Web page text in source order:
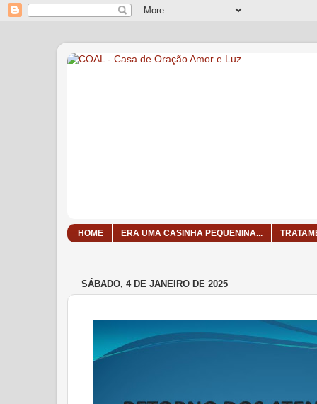
HOME ERA UMA CASINHA PEQUENINA...
SÁBADO, 4 DE JANEIRO DE 2025